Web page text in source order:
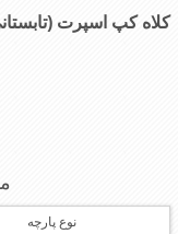
کلاه کپ اسپرت
نوع پارچه